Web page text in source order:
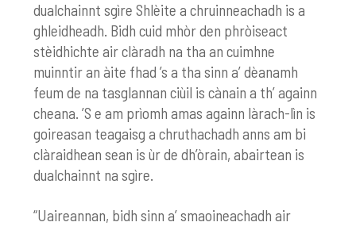
dualchainnt sgìre Shlèite a chruinneachadh is a
ghleidheadh. Bidh cuid mhòr den phròiseact
stèidhichte air clàradh na tha an cuimhne
muinntir an àite fhad ’s a tha sinn a’ dèanamh
feum de na tasglannan ciùil is cànain a th’ againn
cheana. ’S e am prìomh amas againn làrach-lìn is
goireasan teagaisg a chruthachadh anns am bi
clàraidhean sean is ùr de dh’òrain, abairtean is
dualchainnt na sgìre.
“Uaireannan, bidh sinn a’ smaoineachadh air